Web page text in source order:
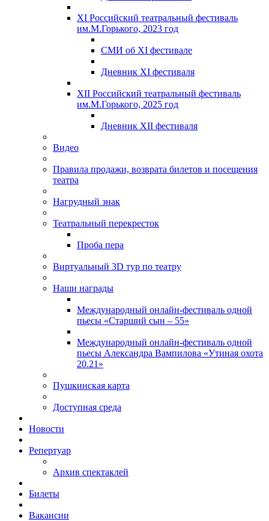
XI Российский театральный фестиваль
им.М.Горького, 2023 год
СМИ об XI фестивале
Дневник XI фестиваля
XII Российский театральный фестиваль
им.М.Горького, 2025 год
Дневник XII фестиваля
Видео
Правила продажи, возврата билетов и посещения
театра
Нагрудный знак
Театральный перекресток
Проба пера
Виртуальный 3D тур по театру
Наши награды
Международный онлайн-фестиваль одной
пьесы «Старший сын – 55»
Международный онлайн-фестиваль одной
пьесы Александра Вампилова «Утиная охота
20.21»
Пушкинская карта
Доступная среда
Новости
Репертуар
Архив спектаклей
Билеты
Вакансии